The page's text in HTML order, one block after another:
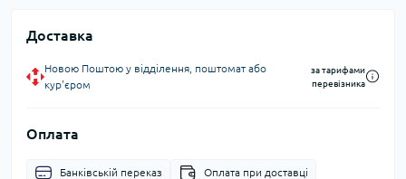
Доставка
Новою Поштою у відділення, поштомат або
кур'єром
за тарифами
перевізника
Оплата
Банківській переказ Оплата при доставці